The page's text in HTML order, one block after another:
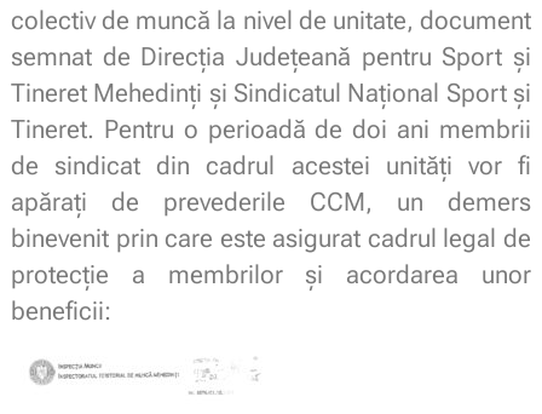
colectiv de muncă la nivel de unitate, document
semnat de Direcția Județeană pentru Sport și
Tineret Mehedinți și Sindicatul Național Sport și
Tineret. Pentru o perioadă de doi ani membrii
de sindicat din cadrul acestei unități vor fi
apărați de prevederile CCM, un demers
binevenit prin care este asigurat cadrul legal de
protecție a membrilor și acordarea unor
beneficii: